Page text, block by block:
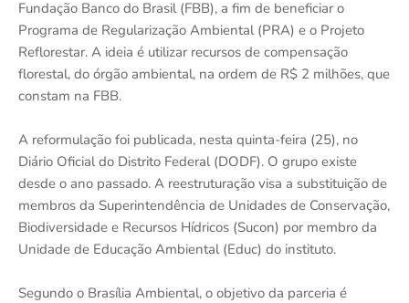
Fundação Banco do Brasil (FBB), a fim de beneficiar o
Programa de Regularização Ambiental (PRA) e o Projeto
Reflorestar. A ideia é utilizar recursos de compensação
florestal, do órgão ambiental, na ordem de R$ 2 milhões, que
constam na FBB.
A reformulação foi publicada, nesta quinta-feira (25), no
Diário Oficial do Distrito Federal (DODF). O grupo existe
desde o ano passado. A reestruturação visa a substituição de
membros da Superintendência de Unidades de Conservação,
Biodiversidade e Recursos Hídricos (Sucon) por membro da
Unidade de Educação Ambiental (Educ) do instituto.
Segundo o Brasília Ambiental, o objetivo da parceria é